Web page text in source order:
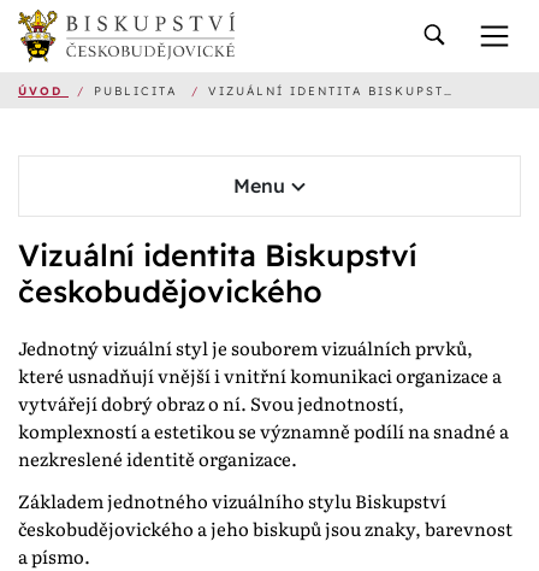
ÚVOD / PUBLICITA /
Menu
Vizuální identita Biskupství
českobudějovického
Jednotný vizuální styl je souborem vizuálních prvků,
které usnadňují vnější i vnitřní komunikaci organizace a
vytvářejí dobrý obraz o ní. Svou jednotností,
komplexností a estetikou se významně podílí na snadné a
nezkreslené identitě organizace.
Základem jednotného vizuálního stylu Biskupství
českobudějovického a jeho biskupů jsou znaky, barevnost
a písmo.